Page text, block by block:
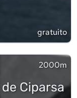
gratuito
2000m
Ciparsa